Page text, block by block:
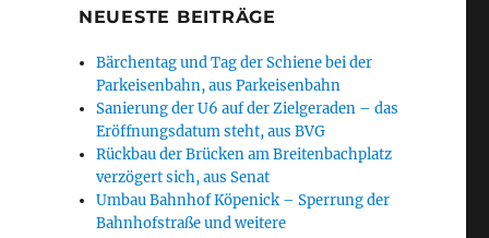
NEUESTE BEITRÄGE
Bärchentag und Tag der Schiene bei der
Parkeisenbahn, aus Parkeisenbahn
Sanierung der U6 auf der Zielgeraden – das
Eröffnungsdatum steht, aus BVG
Rückbau der Brücken am Breitenbachplatz
verzögert sich, aus Senat
Umbau Bahnhof Köpenick – Sperrung der
Bahnhofstraße und weitere